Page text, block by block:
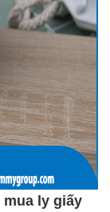
mua ly giấy